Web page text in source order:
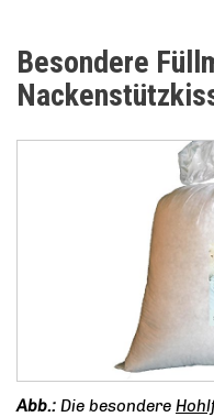
Besondere
Die besondere